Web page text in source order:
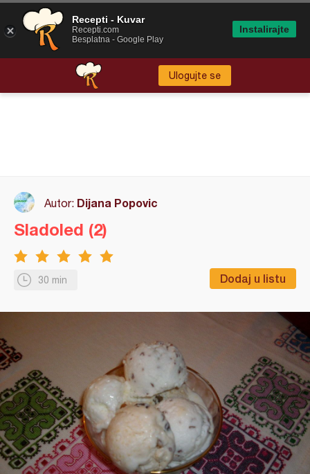
Ulogujte se
Autor: Dijana Popovic
30 min Dodaj u listu
Sladoled (2)
Recepti - Kuvar
Recepti.com
Besplatna - Google Play
Instalirajte